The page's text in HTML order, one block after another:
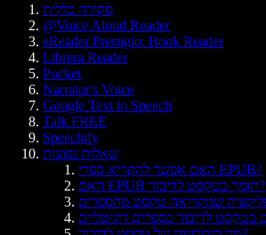
סקירה כללית
@Voice Aloud Reader
eReader Prestigio: Book Reader
Librera Reader
Pocket
Narrator's Voice
Google Text to Speech
Talk FREE
Speechify
שאלות נפוצות
האם אפשר להקריא ספרי EPUB?
האם EPUB תומך בטקסט לדיבור?